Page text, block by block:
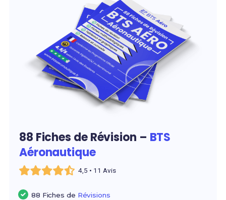
88 Fiches de Révision – BTS
Aéronautique
4,5 • 11 Avis
88 Fiches de Révisions